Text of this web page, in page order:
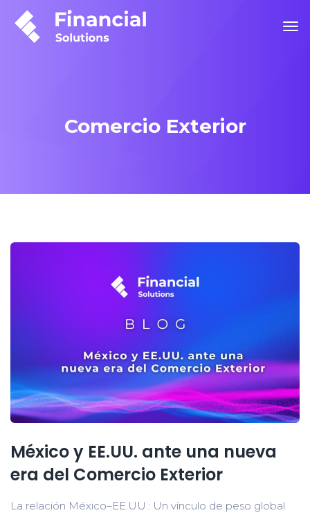
Comercio Exterior
México y EE.UU. ante una nueva
era del Comercio Exterior
La relación México–EE.UU.: Un vínculo de peso global